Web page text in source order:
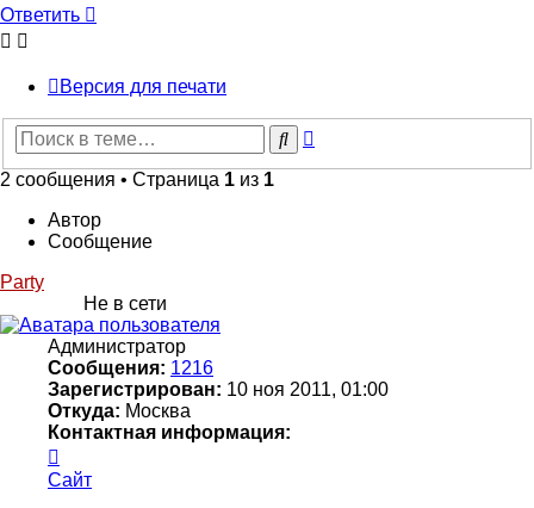
Ответить
Ответить
Версия для печати
Поиск
2 сообщения • Страница 1 из 1
Автор
Сообщение
Party
Не в сети
Администратор
Сообщения: 1216
Зарегистрирован: 10 ноя 2011, 01:00
Откуда: Москва
Контактная информация:
информация
пользователя
Сайт